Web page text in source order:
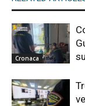
Cronaca